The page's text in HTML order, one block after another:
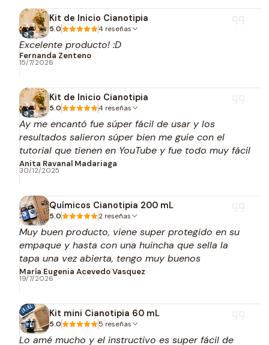
Kit de Inicio Cianotipia
5.0 4 reseñas
Excelente producto! :D
Fernanda Zenteno
15/7/2026
Kit de Inicio Cianotipia
5.0 4 reseñas
Ay me encantó fue súper fácil de usar y los
resultados salieron súper bien me guíe con el
tutorial que tienen en YouTube y fue todo muy fácil
ya quiero seguir experimentando con algunas
transparencias
Anita Ravanal Madariaga
30/12/2025
Químicos Cianotipia 200 mL
5.0 2 reseñas
Muy buen producto, viene super protegido en su
empaque y hasta con una huincha que sella la
tapa una vez abierta, tengo muy buenos
resultados de cianotipiado con estos productos
María Eugenia Acevedo Vasquez
19/7/2026
Kit mini Cianotipia 60 mL
5.0 5 reseñas
Lo amé mucho y el instructivo es super fácil de